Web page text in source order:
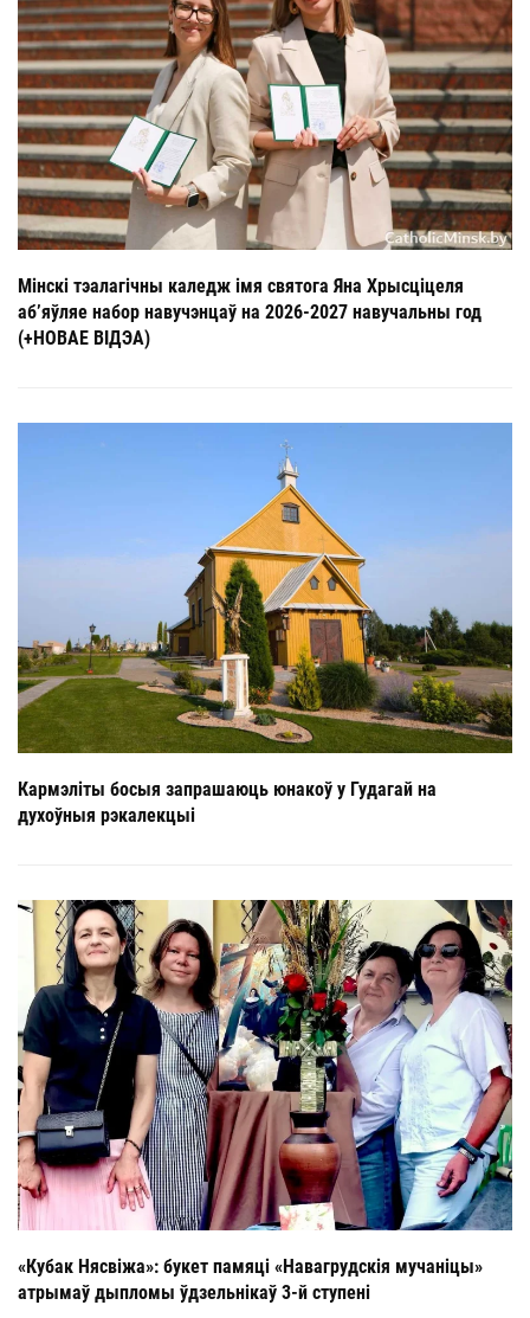
Мінскі тэалагічны каледж імя святога Яна Хрысціцеля
аб’яўляе набор навучэнцаў на 2026-2027 навучальны год
(+НОВАЕ ВІДЭА)
Кармэліты босыя запрашаюць юнакоў у Гудагай на
духоўныя рэкалекцыі
«Кубак Нясвіжа»: букет памяці «Навагрудскія мучаніцы»
атрымаў дыпломы ўдзельнікаў 3-й ступені